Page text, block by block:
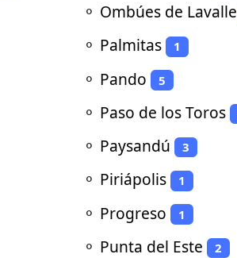
⚬ Ombúes de Lavalle
⚬ Palmitas 1
⚬ Pando 5
⚬ Paso de los Toros
⚬ Paysandú 3
⚬ Piriápolis 1
⚬ Progreso 1
⚬ Punta del Este 2